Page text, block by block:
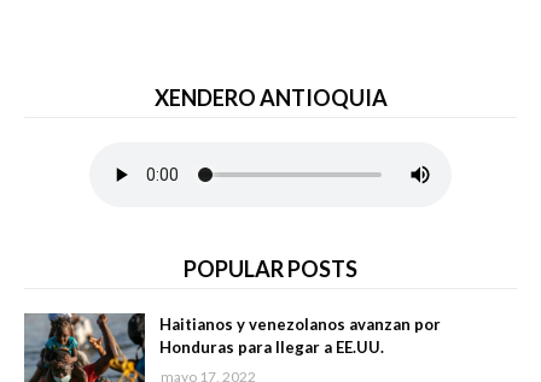
XENDERO ANTIOQUIA
POPULAR POSTS
Haitianos y venezolanos avanzan por
Honduras para llegar a EE.UU.
mayo 17, 2022